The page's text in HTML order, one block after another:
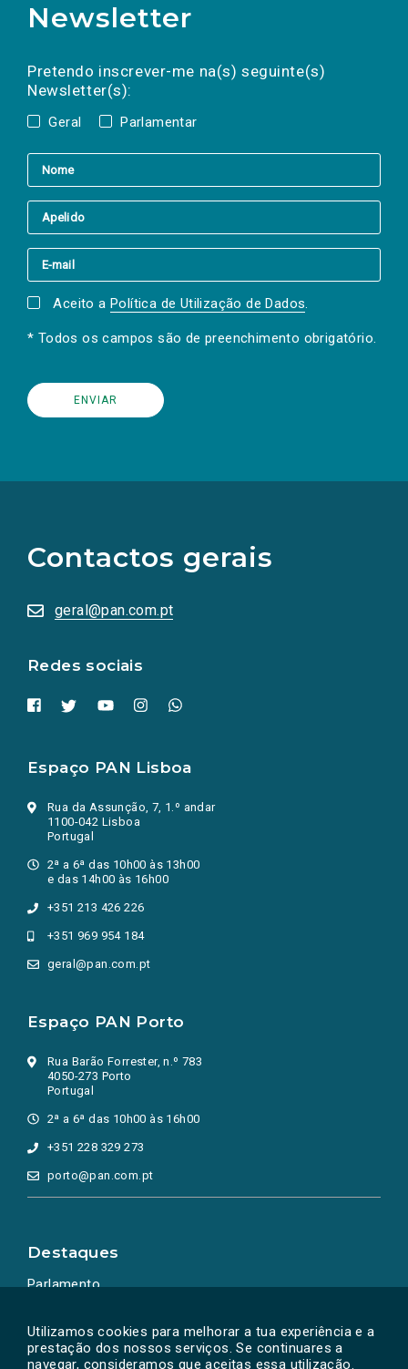
Utilizamos cookies para melhorar a tua experiência e a
prestação dos nossos serviços. Se continuares a
navegar, consideramos que aceitas essa utilização.
Newsletter
Pretendo inscrever-me na(s) seguinte(s)
Newsletter(s):
Geral Parlamentar
a(s) newsletter(s).
mail
Aceito a Política de Utilização de Dados.
* Todos os campos são de preenchimento obrigatório.
Contactos gerais
geral@pan.com.pt
Redes sociais
redes
sociais
numa
nova
Espaço PAN Lisboa
Rua da Assunção, 7, 1.º andar
1100-042 Lisboa
Portugal
2ª a 6ª das 10h00 às 13h00
e das 14h00 às 16h00
+351 213 426 226
+351 969 954 184
geral@pan.com.pt
Espaço PAN Porto
Rua Barão Forrester, n.º 783
4050-273 Porto
Portugal
2ª a 6ª das 10h00 às 16h00
+351 228 329 273
porto@pan.com.pt
Destaques
Parlamento